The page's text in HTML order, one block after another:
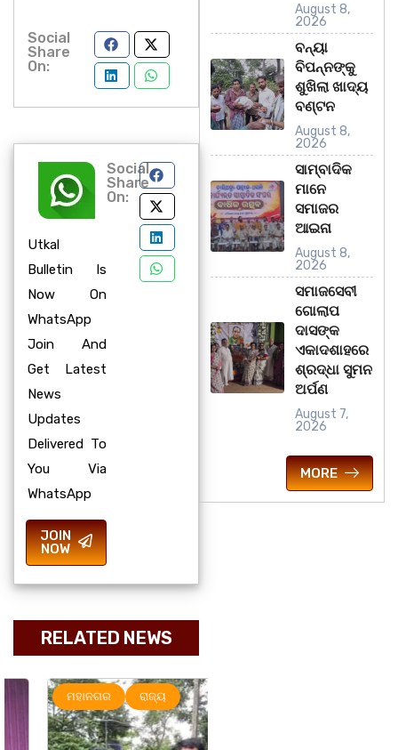
Social
Share
On:
Utkal
Bulletin Is
Now On
WhatsApp
Join And
Get Latest
News
Updates
Delivered To
You Via
WhatsApp
JOIN
NOW
Social
Share
On:
RELATED NEWS
ମହାନଗର ରାଜ୍ୟ
August 8,
2026
ବନ୍ୟା
ବିପନ୍ନଙ୍କୁ
ଶୁଖିଲା ଖାଦ୍ୟ
ବଣ୍ଟନ
August 8,
2026
ସାମ୍ବାଦିକ
ମାନେ
ସମାଜର
ଆଇନା
August 8,
2026
ସମାଜସେବୀ
ଗୋଲାପ
ଦାସଙ୍କ
ଏକାଦଶାହରେ
ଶ୍ରଦ୍ଧା ସୁମନ
ଅର୍ପଣ
August 7,
2026
MORE